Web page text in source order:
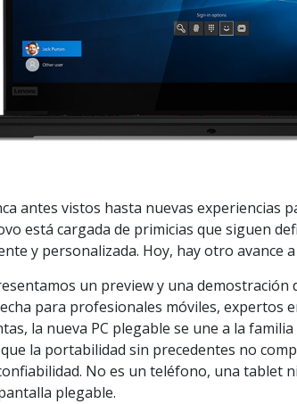
antes vistos hasta nuevas experiencias
está cargada de primicias que siguen
y personalizada. Hoy, hay otro avance a
un preview y una demostración
para profesionales móviles, expertos
la nueva PC plegable se une a la
la portabilidad sin precedentes no
No es un teléfono, una tablet
plegable.